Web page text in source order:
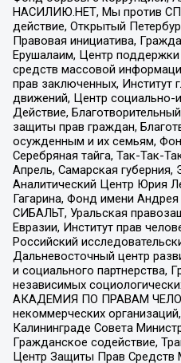
НАСИЛИЮ.НЕТ, Мы против
действие, Открытый
Правовая инициатива,
Ерушалаим, Центр
средств массовой
прав заключенных, Институт
движений, Центр социально-
Действие,
защиты прав граждан,
осужденным и их семьям,
Серебряная тайга, Так-Так-
Апрель, Самарская
Аналитический Центр Юрия
Гагарина, Фонд имени
СИБАЛЬТ, Уральская
Евразии, Институт прав
Российский
Дальневосточный центр
и социального партнерства,
независимых
АКАДЕМИЯ ПО ПРАВАМ
некоммерческих
Калининграде Совета
Гражданское содействие,
Центр Защиты Прав